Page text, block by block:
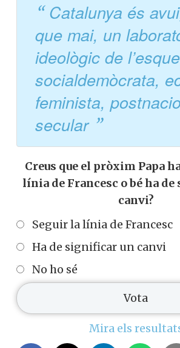
Catalunya és
que mai, un
ideològic de
socialdemòcrata,
feminista,
secular
Creus que el pròxim Papa
línia de Francesc o bé ha
canvi?
Seguir la línia de Francesc
Ha de significar un canvi
No ho sé
Mira els